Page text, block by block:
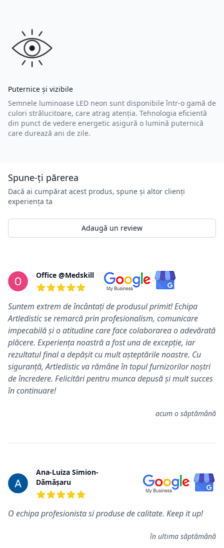
Puternice și vizibile
Semnele luminoase LED neon sunt disponibile într-o gamă de
culori strălucitoare, care atrag atenția. Tehnologia eficientă
din punct de vedere energetic asigură o lumină puternică
care durează ani de zile.
Spune-ți părerea
Dacă ai cumpărat acest produs, spune și altor clienți
experiența ta
Adaugă un review
Review-uriOffice @Medskill
Suntem extrem de încântați de produsul primit! Echipa
Artledistic se remarcă prin profesionalism, comunicare
impecabilă și o atitudine care face colaborarea o adevărată
plăcere. Experiența noastră a fost una de excepție, iar
rezultatul final a depășit cu mult așteptările noastre. Cu
siguranță, Artledistic va rămâne în topul furnizorilor noștri
de încredere. Felicitări pentru munca depusă și mult succes
în continuare!
acum o săptămână
Ana-Luiza Simion-
Dămășaru
O echipa profesionista si produse de calitate. Keep it up!
în ultima săptămână